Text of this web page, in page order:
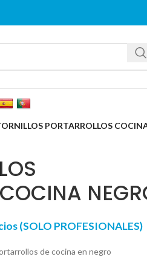
PORTARROLLOS
(SOLO PROFESIONALES)
de cocina en negro